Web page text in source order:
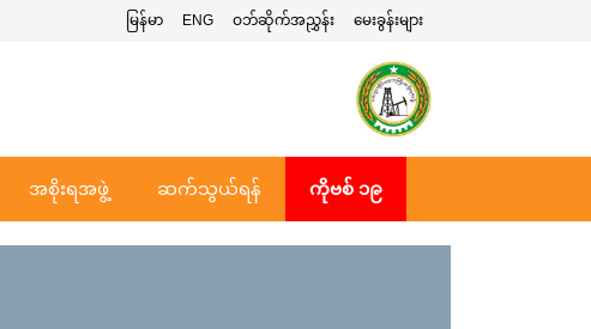
မေးခွန်းများ
ဝဘ်ဆိုက်အညွှန်း
ENG
မြန်မာ
အစိုးရအဖွဲ့ ဆက်သွယ်ရန် ကိုဗစ် ၁၉